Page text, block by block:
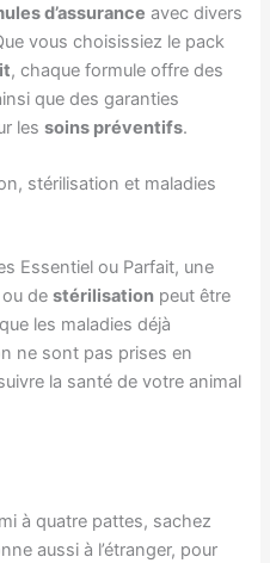
d’assurance avec divers
vous choisissiez le pack
, chaque formule offre des
que des garanties
lessoins préventifs.
stérilisation et maladies
Essentiel ou Parfait, une
ou destérilisation peut être
les maladies déjà
ne sont pas prises en
la santé de votre animal
à quatre pattes, sachez
aussi à l’étranger, pour